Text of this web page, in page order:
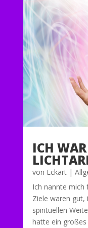
ICH
von Eckart|
Ich nannte mich
Ziele waren gut,
spirituellen
hatte ein großes